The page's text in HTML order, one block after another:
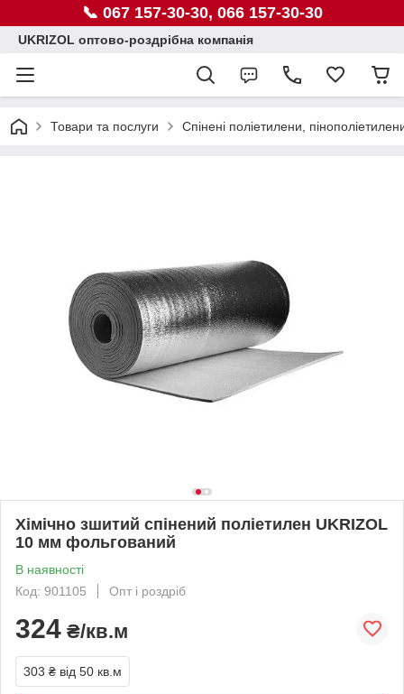
📞 067 157-30-30, 066 157-30-30
UKRIZOL оптово-роздрібна компанія
Товари та послуги Спінені поліетилени,
Хімічно зшитий спінений поліетилен UKRIZOL
10 мм фольгований
В наявності
Код: 901105
Опт і роздріб
324 ₴/кв.м
303 ₴ від 50 кв.м